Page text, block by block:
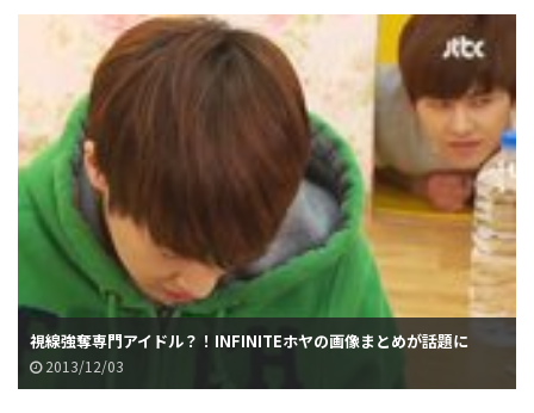
視線強奪専門アイドル？！INFINITEホヤの画像まとめが話題に
2013/12/03